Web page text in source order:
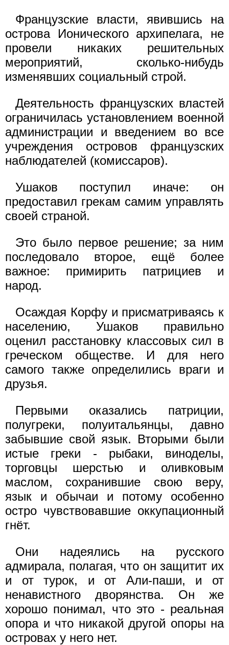
Французские власти, явившись на
острова Ионического архипелага, не
провели никаких решительных
мероприятий, сколько-нибудь
изменявших социальный строй.
Деятельность французских властей
ограничилась установлением военной
администрации и введением во все
учреждения островов французских
наблюдателей (комиссаров).
Ушаков поступил иначе: он
предоставил грекам самим управлять
своей страной.
Это было первое решение; за ним
последовало второе, ещё более
важное: примирить патрициев и
народ.
Осаждая Корфу и присматриваясь к
населению, Ушаков правильно
оценил расстановку классовых сил в
греческом обществе. И для него
самого также определились враги и
друзья.
Первыми оказались патриции,
полугреки, полуитальянцы, давно
забывшие свой язык. Вторыми были
истые греки - рыбаки, виноделы,
торговцы шерстью и оливковым
маслом, сохранившие свою веру,
язык и обычаи и потому особенно
остро чувствовавшие оккупационный
гнёт.
Они надеялись на русского
адмирала, полагая, что он защитит их
и от турок, и от Али-паши, и от
ненавистного дворянства. Он же
хорошо понимал, что это - реальная
опора и что никакой другой опоры на
островах у него нет.